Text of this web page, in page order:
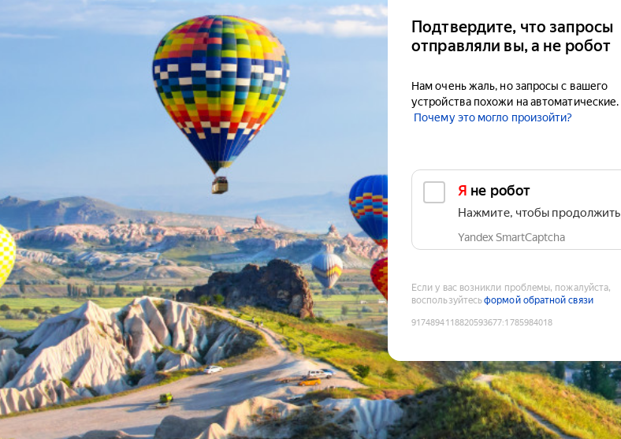
Подтвердите, что запросы
отправляли вы, а не робот
Нам очень жаль, но запросы с вашего
устройства похожи на автоматические.
Почему это могло произойти?
Я не робот
Нажмите, чтобы продолжить
Yandex SmartCaptcha
Если у вас возникли проблемы, пожалуйста,
воспользуйтесьформой обратной связи
9174894118820593677:1785984018